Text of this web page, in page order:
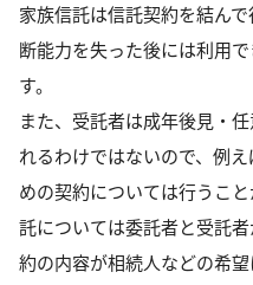
家族信託は信託契約を結ん
断能力を失った後には利用
す。
また、受託者は成年後見・
れるわけではないので、例
めの契約については行うこ
託については委託者と受託
約の内容が相続人などの希